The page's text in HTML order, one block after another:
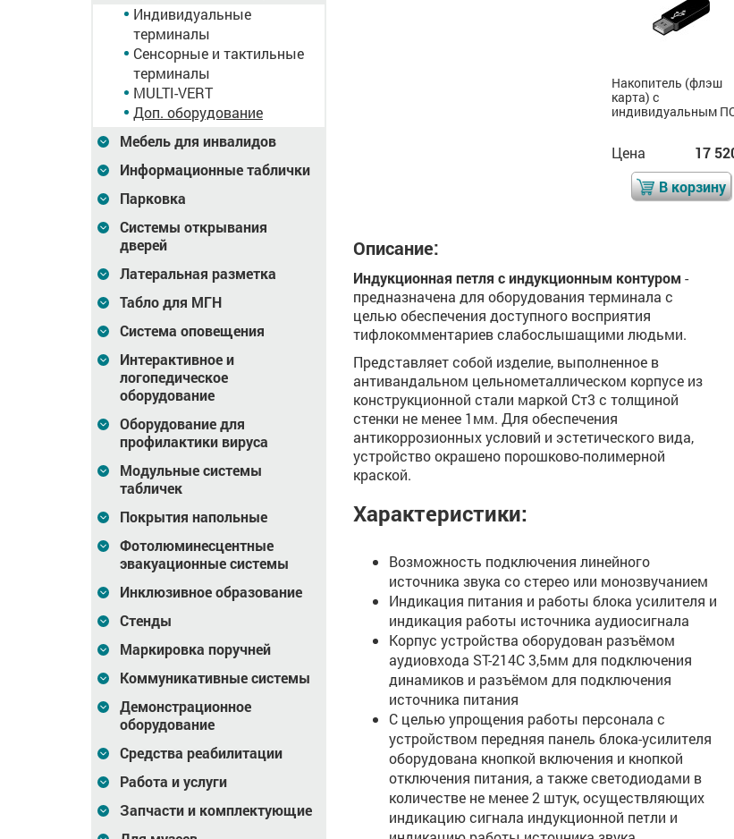
Индивидуальные
терминалы
Сенсорные и тактильные
терминалы
MULTI-VERT
Доп. оборудование
Мебель для инвалидов
Информационные таблички
Парковка
Системы открывания
дверей
Латеральная разметка
Табло для МГН
Система оповещения
Интерактивное и
логопедическое
оборудование
Оборудование для
профилактики вируса
Модульные системы
табличек
Покрытия напольные
Фотолюминесцентные
эвакуационные системы
Инклюзивное образование
Стенды
Маркировка поручней
Коммуникативные системы
Демонстрационное
оборудование
Средства реабилитации
Работа и услуги
Запчасти и комплектующие
Индукционная петля
Цена 22 308 Цена
Накопитель (флэш
карта) с
индивидуальным
Цена 17
В корзину
Описание:
Индукционная петля с индукционным контуром -
предназначена для оборудования терминала с
целью обеспечения доступного восприятия
тифлокомментариев слабослышащими людьми.
Представляет собой изделие, выполненное в
антивандальном цельнометаллическом корпусе из
конструкционной стали маркой Ст3 с толщиной
стенки не менее 1мм. Для обеспечения
антикоррозионных условий и эстетического вида,
устройство окрашено порошково-полимерной
краской.
Характеристики:
Возможность подключения линейного
источника звука со стерео или монозвучанием
Индикация питания и работы блока усилителя и
индикация работы источника аудиосигнала
Корпус устройства оборудован разъёмом
аудиовхода ST-214C 3,5мм для подключения
динамиков и разъёмом для подключения
источника питания
С целью упрощения работы персонала с
устройством передняя панель блока-усилителя
оборудована кнопкой включения и кнопкой
отключения питания, а также светодиодами в
количестве не менее 2 штук, осуществляющих
индикацию сигнала индукционной петли и